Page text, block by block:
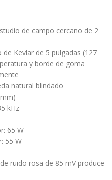
de campo cercano de 2
Kevlar de 5 pulgadas (127
y borde de goma
natural blindado
kHz
65 W
55 W
ruido rosa de 85 mV produce